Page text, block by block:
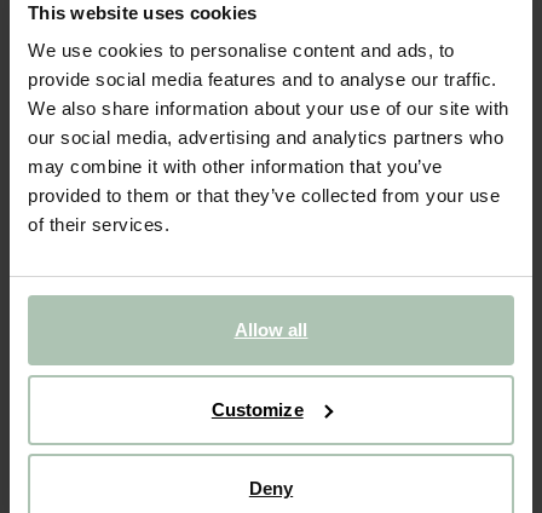
This website uses cookies
We use cookies to personalise content and ads, to
provide social media features and to analyse our traffic.
We also share information about your use of our site with
our social media, advertising and analytics partners who
may combine it with other information that you’ve
provided to them or that they’ve collected from your use
of their services.
Allow all
Customize
Deny
Canapé modulable de la série Marquis de Sissy-Boy. Le canapé se
compose d'un angle, d'un repose-pieds et d'une assise/un
fauteuil. Le canapé est 100% modulable, ce qui vous permet de
créer des configurations infinies. Complétez v... Lire plus
Choisir le modèle Canapé modulable (1x)
Nous préparons le banc pour qu'il soit prêt à l'emploi.
Nous emportons les matériaux d'emballage